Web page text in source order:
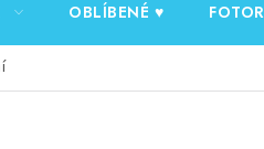
OBLÍBENÉ ♥️